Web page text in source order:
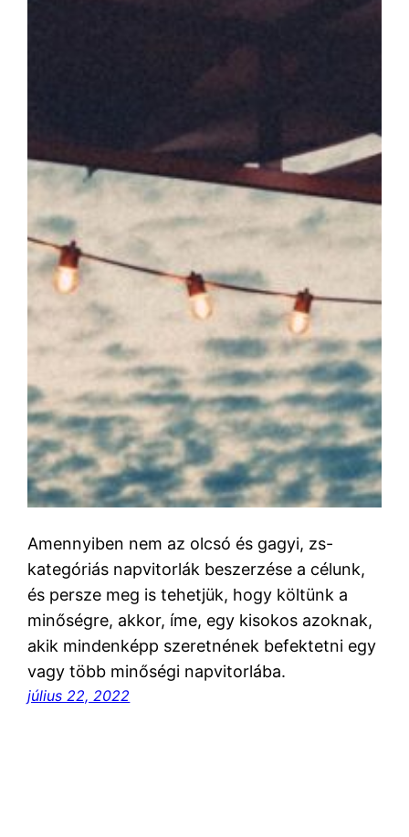
Amennyiben nem az olcsó és gagyi, zs-
kategóriás napvitorlák beszerzése a célunk,
és persze meg is tehetjük, hogy költünk a
minőségre, akkor, íme, egy kisokos azoknak,
akik mindenképp szeretnének befektetni egy
vagy több minőségi napvitorlába.
július 22, 2022